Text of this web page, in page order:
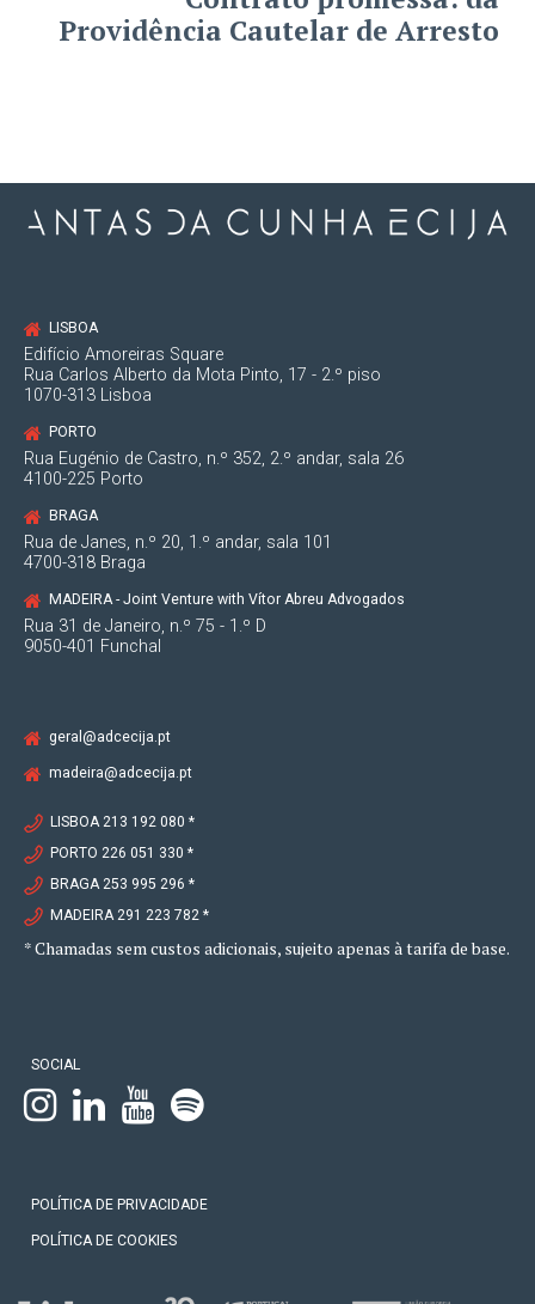
Providência Cautelar de Arresto
LISBOA
Edifício Amoreiras Square
Rua Carlos Alberto da Mota Pinto, 17 - 2.º piso
1070-313 Lisboa
PORTO
Rua Eugénio de Castro, n.º 352, 2.º andar, sala 26
4100-225 Porto
BRAGA
Rua de Janes, n.º 20, 1.º andar, sala 101
4700-318 Braga
MADEIRA - Joint Venture with Vítor Abreu Advogados
Rua 31 de Janeiro, n.º 75 - 1.º D
9050-401 Funchal
geral@adcecija.pt
madeira@adcecija.pt
LISBOA 213 192 080 *
PORTO 226 051 330 *
BRAGA 253 995 296 *
MADEIRA 291 223 782 *
* Chamadas sem custos adicionais, sujeito apenas à tarifa de base.
SOCIAL
POLÍTICA DE PRIVACIDADE
POLÍTICA DE COOKIES